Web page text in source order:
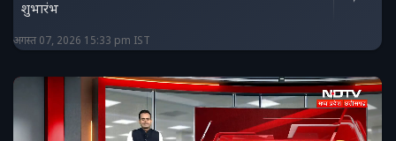
शुभारंभ
अगस्त 07, 2026 15:33 pm IST